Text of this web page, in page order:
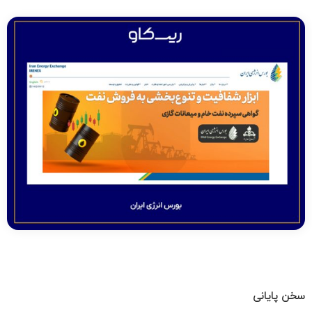
سخن پایانی